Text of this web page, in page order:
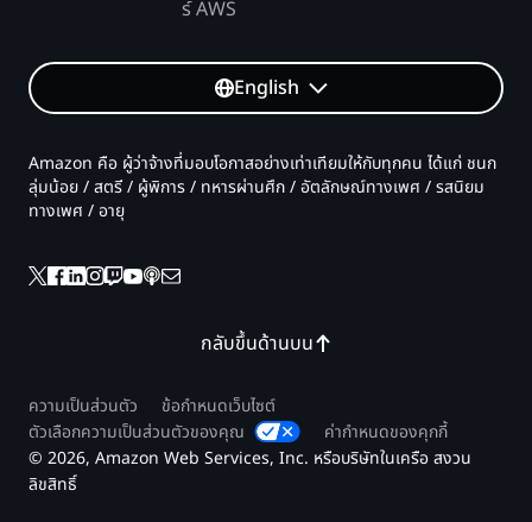
ร์ AWS
English
กลับขึ้นด้านบน
Amazon คือ ผู้ว่าจ้างที่มอบโอกาสอย่างเท่าเทียมให้กับทุกคน ได้แก่ ชนก
ลุ่มน้อย / สตรี / ผู้พิการ / ทหารผ่านศึก / อัตลักษณ์ทางเพศ / รสนิยม
ทางเพศ / อายุ
ความเป็นส่วนตัว
ข้อกำหนดเว็บไซต์
ตัวเลือกความเป็นส่วนตัวของคุณ
ค่ากำหนดของคุกกี้
© 2026, Amazon Web Services, Inc. หรือบริษัทในเครือ สงวน
ลิขสิทธิ์